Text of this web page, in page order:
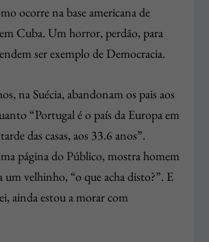
ocorre na base americana de
Cuba. Um horror, perdão, para
ser exemplo de Democracia.
na Suécia, abandonam os pais aos
“Portugal é o país da Europa em
das casas, aos 33.6 anos”.
página do Público, mostra homem
um velhinho, “o que acha disto?”. E
ainda estou a morar com